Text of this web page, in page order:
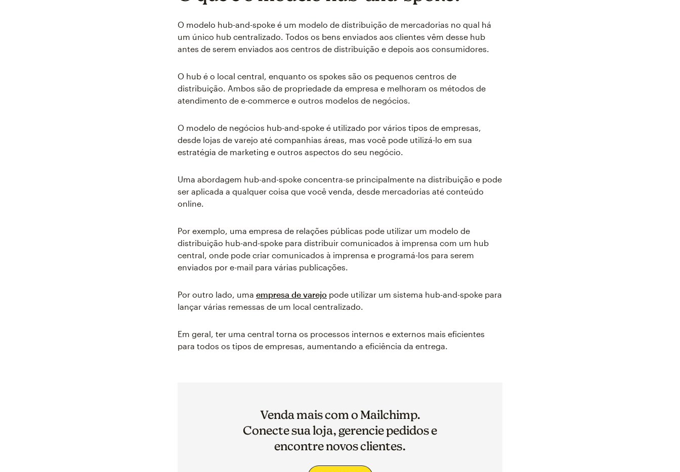
O modelo hub-and-spoke é um modelo de distribuição de mercadorias no qual há
um único hub centralizado. Todos os bens enviados aos clientes vêm desse hub
antes de serem enviados aos centros de distribuição e depois aos consumidores.
O hub é o local central, enquanto os spokes são os pequenos centros de
distribuição. Ambos são de propriedade da empresa e melhoram os métodos de
atendimento de e-commerce e outros modelos de negócios.
O modelo de negócios hub-and-spoke é utilizado por vários tipos de empresas,
desde lojas de varejo até companhias áreas, mas você pode utilizá-lo em sua
estratégia de marketing e outros aspectos do seu negócio.
Uma abordagem hub-and-spoke concentra-se principalmente na distribuição e pode
ser aplicada a qualquer coisa que você venda, desde mercadorias até conteúdo
online.
Por exemplo, uma empresa de relações públicas pode utilizar um modelo de
distribuição hub-and-spoke para distribuir comunicados à imprensa com um hub
central, onde pode criar comunicados à imprensa e programá-los para serem
enviados por e-mail para várias publicações.
Por outro lado, uma empresa de varejo pode utilizar um sistema hub-and-spoke para
lançar várias remessas de um local centralizado.
Em geral, ter uma central torna os processos internos e externos mais eficientes
para todos os tipos de empresas, aumentando a eficiência da entrega.
Venda mais com o Mailchimp.
Conecte sua loja, gerencie pedidos e
encontre novos clientes.